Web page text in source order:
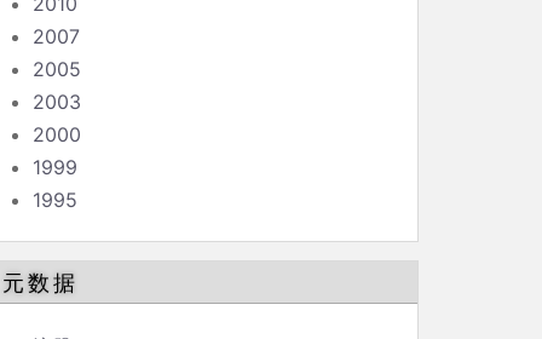
2007
2005
2003
2000
1999
1995
元数据